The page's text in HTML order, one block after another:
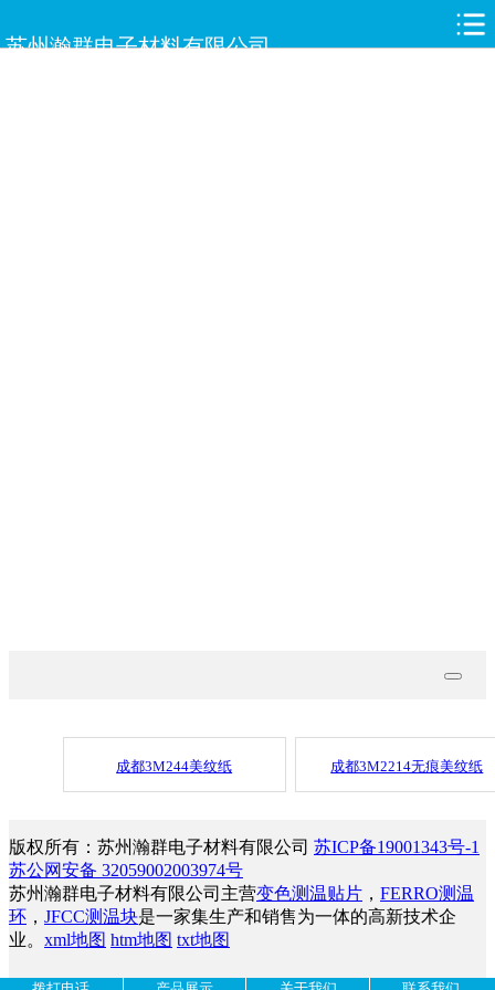
苏州瀚群电子材料有限公司
网站首页
成都3M244美纹纸 成都3M2214无痕美纹纸
版权所有：苏州瀚群电子材料有限公司 苏ICP备19001343号-1
苏公网安备 32059002003974号
苏州瀚群电子材料有限公司主营变色测温贴片 ， FERRO测温
环 ， JFCC测温块是一家集生产和销售为一体的高新技术企
业。 xml地图 htm地图 txt地图